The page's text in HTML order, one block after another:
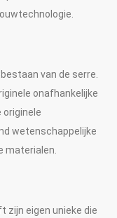
van de serre.
onafhankelijke
originele
wetenschappelijke
materialen.
zijn eigen unieke die